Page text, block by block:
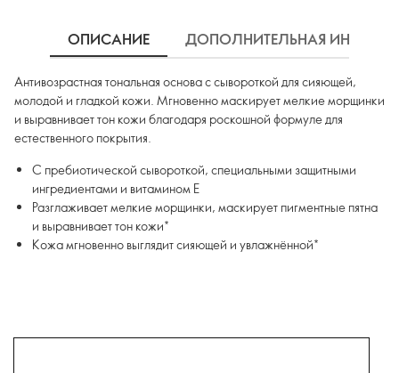
ОПИСАНИЕ ДОПОЛНИТЕЛЬНАЯ
Антивозрастная тональная основа с сывороткой для сияющей,
молодой и гладкой кожи. Мгновенно маскирует мелкие морщинки
и выравнивает тон кожи благодаря роскошной формуле для
естественного покрытия.
С пребиотической сывороткой, специальными защитными
ингредиентами и витамином E
Разглаживает мелкие морщинки, маскирует пигментные пятна
и выравнивает тон кожи*
Кожа мгновенно выглядит сияющей и увлажнённой*